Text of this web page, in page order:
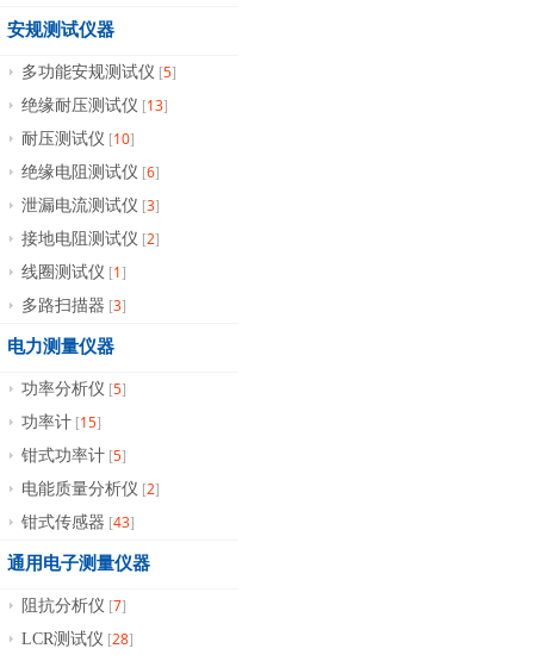
安规测试仪器
多功能安规测试仪 [5]
绝缘耐压测试仪 [13]
耐压测试仪 [10]
绝缘电阻测试仪 [6]
泄漏电流测试仪 [3]
接地电阻测试仪 [2]
线圈测试仪 [1]
多路扫描器 [3]
电力测量仪器
功率分析仪 [5]
功率计 [15]
钳式功率计 [5]
电能质量分析仪 [2]
钳式传感器 [43]
通用电子测量仪器
阻抗分析仪 [7]
LCR测试仪 [28]